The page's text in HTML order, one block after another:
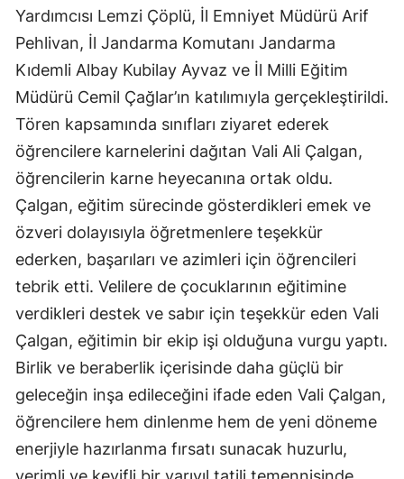
Bursa
Çanakkale
Çankırı
Çorum
Denizli
Diyarbakır
Edirne
Elazığ
Erzincan
Erzurum
Eskişehir
Gaziantep
Giresun
Yardımcısı Lemzi Çöplü, İl Emniyet Müdürü Arif
Pehlivan, İl Jandarma Komutanı Jandarma
Kıdemli Albay Kubilay Ayvaz ve İl Milli Eğitim
Müdürü Cemil Çağlar’ın katılımıyla gerçekleştirildi.
Tören kapsamında sınıfları ziyaret ederek
öğrencilere karnelerini dağıtan Vali Ali Çalgan,
öğrencilerin karne heyecanına ortak oldu.
Çalgan, eğitim sürecinde gösterdikleri emek ve
özveri dolayısıyla öğretmenlere teşekkür
ederken, başarıları ve azimleri için öğrencileri
tebrik etti. Velilere de çocuklarının eğitimine
verdikleri destek ve sabır için teşekkür eden Vali
Çalgan, eğitimin bir ekip işi olduğuna vurgu yaptı.
Birlik ve beraberlik içerisinde daha güçlü bir
geleceğin inşa edileceğini ifade eden Vali Çalgan,
öğrencilere hem dinlenme hem de yeni döneme
enerjiyle hazırlanma fırsatı sunacak huzurlu,